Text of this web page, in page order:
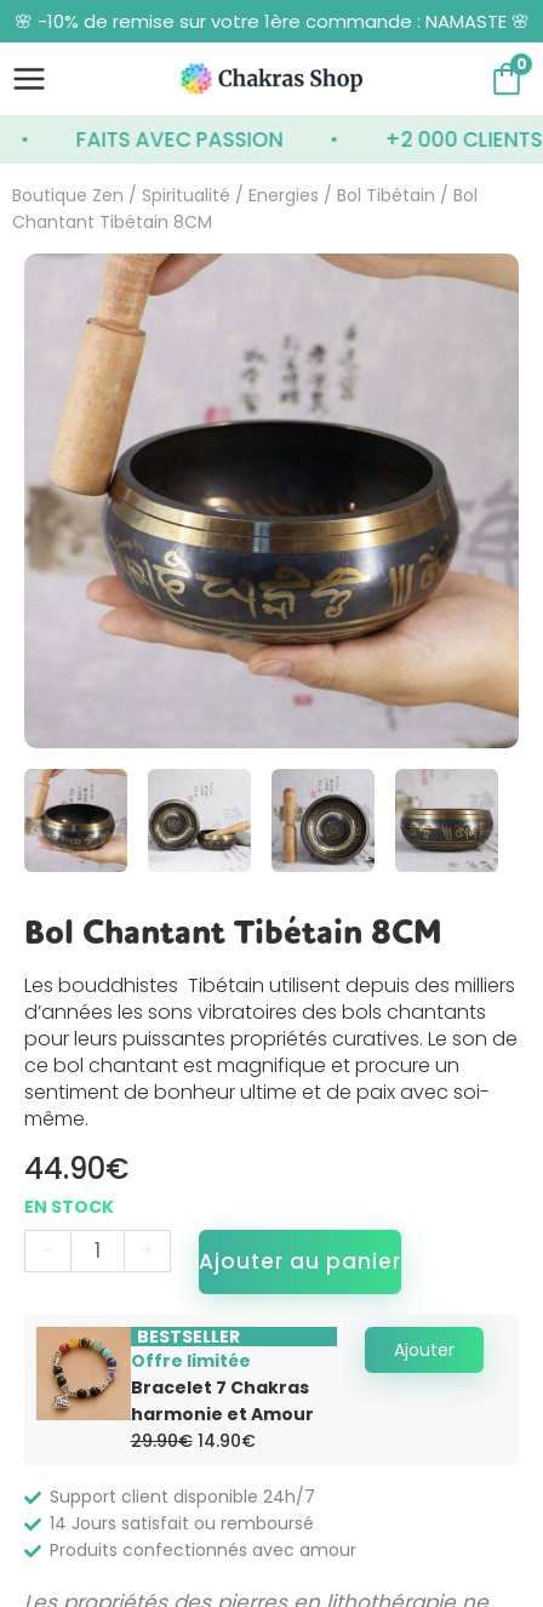
Aller
au
contenu
🌸 -10% de remise sur votre 1ère commande : NAMASTE 🌸
0
FAITS AVEC PASSION +2 000 CLIENTS
Boutique Zen / Spiritualité / Energies / Bol Tibétain / Bol
Chantant Tibétain 8CM
Bol Chantant Tibétain 8CM
Les bouddhistes Tibétain utilisent depuis des milliers
d’années les sons vibratoires des bols chantants
pour leurs puissantes propriétés curatives. Le son de
ce bol chantantest magnifique et procure un
sentiment de bonheur ultime et de paix avec soi-
même.
44.90€
-
quantité
Chantant
Tibétain
8CM
+ Ajouter au panier
BESTSELLER
Offre limitée
Bracelet 7 Chakras
harmonie et Amour
29.90€ Le
prix
était :
29.90€.
14.90€Le
prix
est :
14.90€.
Ajouter
Support client disponible 24h/7
14 Jours satisfait ou remboursé
Produits confectionnés avec amour